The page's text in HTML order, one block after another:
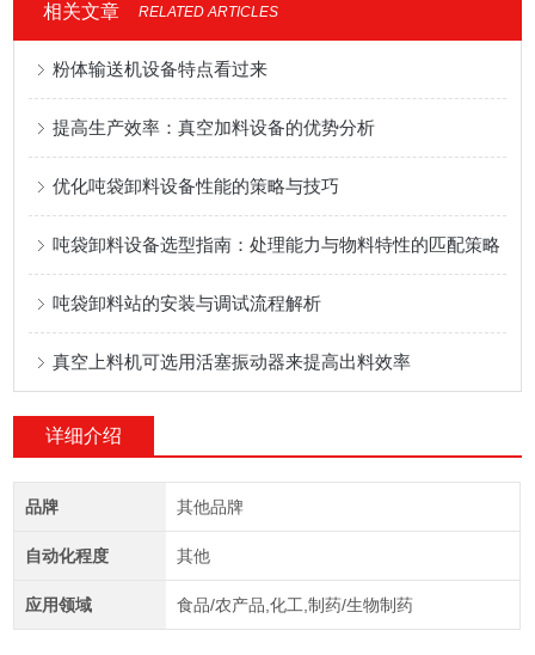
相关文章 RELATED ARTICLES
粉体输送机设备特点看过来
提高生产效率：真空加料设备的优势分析
优化吨袋卸料设备性能的策略与技巧
吨袋卸料设备选型指南：处理能力与物料特性的匹配策略
吨袋卸料站的安装与调试流程解析
真空上料机可选用活塞振动器来提高出料效率
详细介绍
品牌 其他品牌
自动化程度 其他
应用领域 食品/农产品,化工,制药/生物制药